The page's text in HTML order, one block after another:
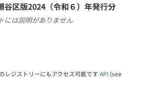
谷区版2024（令和６）年発行分
には説明がありません
レジストリーにもアクセス可能です API (see